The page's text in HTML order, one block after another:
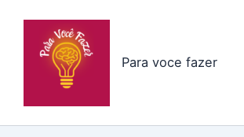
Para voce fazer